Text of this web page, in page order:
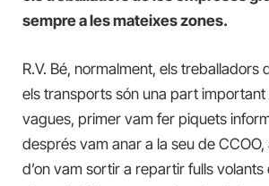
sempre a les mateixes zones.
R.V. Bé, normalment, els treballadors
els transports són una part important
vagues, primer vam fer piquets
després vam anar a la seu de CCOO,
d’on vam sortir a repartir fulls